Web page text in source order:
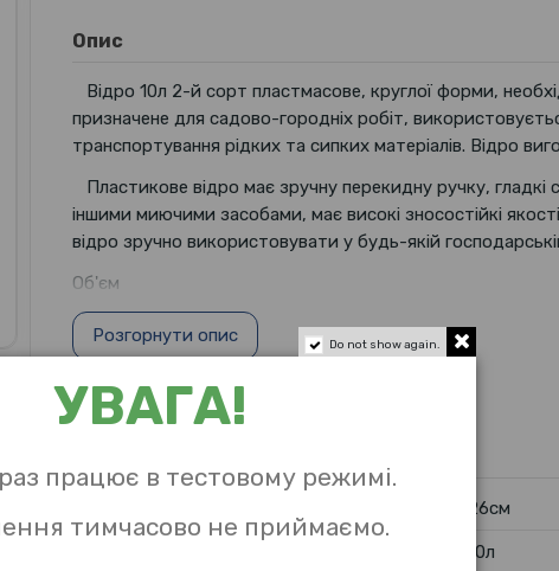
Опис
Відро 10л 2-й сорт пластмасове, круглої форми,
призначене для садово-городніх робіт,
транспортування рідких та сипких матеріалів. Відро
Пластикове відро має зручну перекидну ручку, гладкі
іншими миючими засобами, має високі зносостійкі
відро зручно використовувати у будь-якій
Об'єм
Розгорнути опис
26см
10л
Do not show again.
УВАГА!
працює в тестовому режимі.
тимчасово не приймаємо.